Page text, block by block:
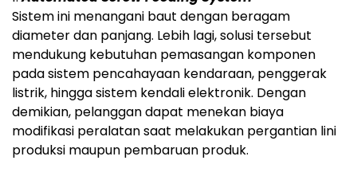
Sistem ini menangani baut dengan beragam
diameter dan panjang. Lebih lagi, solusi tersebut
mendukung kebutuhan pemasangan komponen
pada sistem pencahayaan kendaraan, penggerak
listrik, hingga sistem kendali elektronik. Dengan
demikian, pelanggan dapat menekan biaya
modifikasi peralatan saat melakukan pergantian lini
produksi maupun pembaruan produk.